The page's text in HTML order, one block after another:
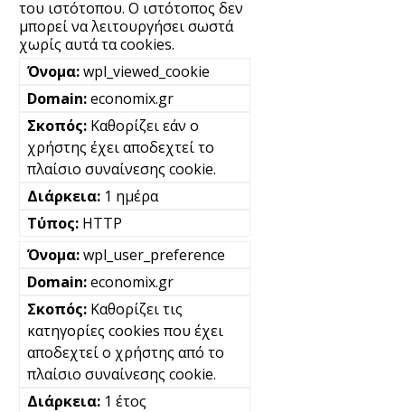
του ιστότοπου. Ο ιστότοπος δεν
μπορεί να λειτουργήσει σωστά
χωρίς αυτά τα cookies.
wpl_viewed_cookie
economix.gr
Καθορίζει εάν ο
χρήστης έχει αποδεχτεί το
πλαίσιο συναίνεσης cookie.
1 ημέρα
HTTP
wpl_user_preference
economix.gr
Καθορίζει τις
κατηγορίες cookies που έχει
αποδεχτεί ο χρήστης από το
πλαίσιο συναίνεσης cookie.
1 έτος